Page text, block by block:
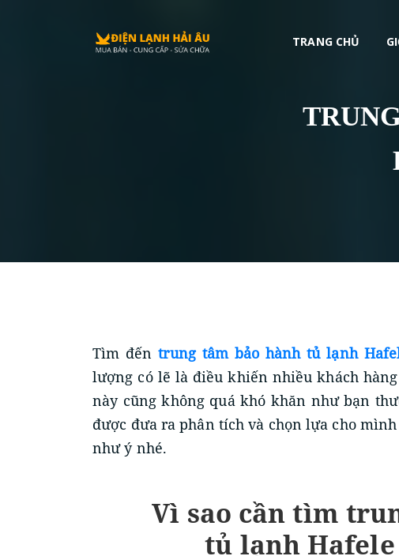
TRANG CHỦ
Tìm đếntrung tâm bảo hành tủ lạnh
lượng có lẽ là điều khiến nhiều khách
này cũng không quá khó khăn như bạn
được đưa ra phân tích và chọn lựa cho
như ý nhé.
Vì sao cần tìm
tủ lạnh Hafele
Số 40 Đường Số 2, Trường Thọ
700000